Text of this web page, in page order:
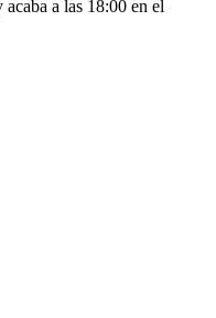
acaba a las 18:00 en el